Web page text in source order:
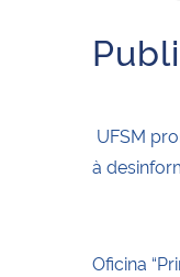
UFSM
à
Oficina